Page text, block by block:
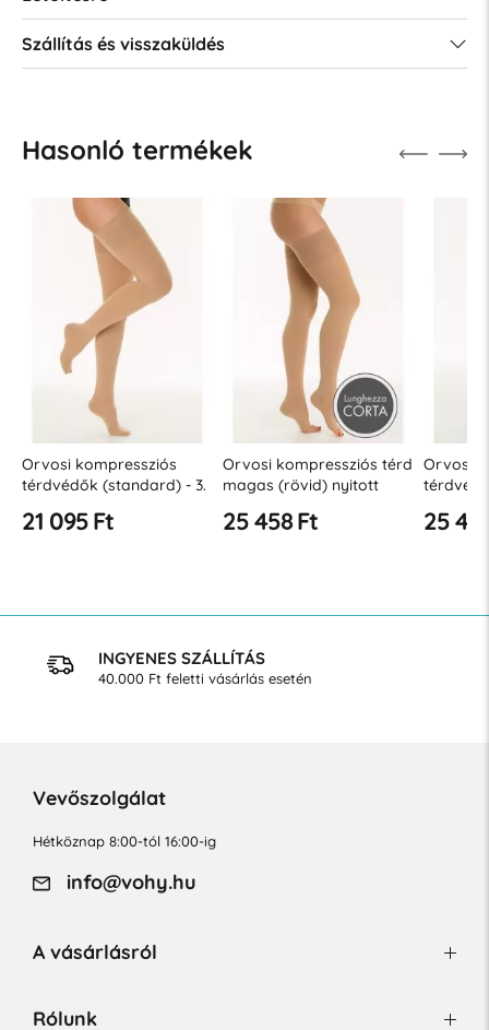
Szállítás és visszaküldés
Hasonló termékek
Orvosi kompressziós
térdvédők (standard) - 3.
21 095 Ft
Orvosi kompressziós térd
magas (rövid) nyitott
46 Hgmm)
25 458 Ft
Orvosi
(34-46
25
INGYENES SZÁLLÍTÁS
40.000 Ft feletti vásárlás esetén
Vevőszolgálat
Hétköznap 8:00-tól 16:00-ig
info@vohy.hu
A vásárlásról
Rólunk